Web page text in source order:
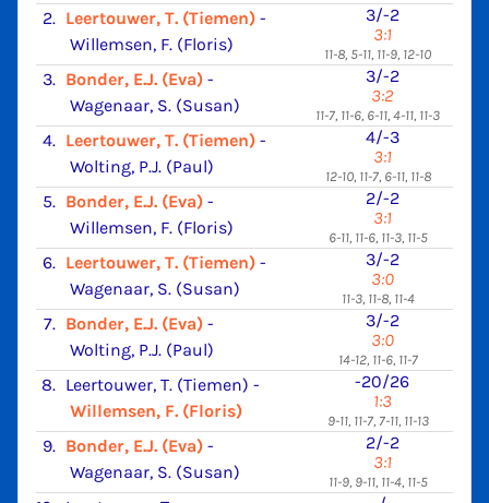
2. Leertouwer, T. (Tiemen) -
Willemsen, F. (Floris)
3/-2
3:1
11-8, 5-11, 11-9, 12-10
3. Bonder, E.J. (Eva) -
Wagenaar, S. (Susan)
3/-2
3:2
11-7, 11-6, 6-11, 4-11, 11-3
4. Leertouwer, T. (Tiemen) -
Wolting, P.J. (Paul)
4/-3
3:1
12-10, 11-7, 6-11, 11-8
5. Bonder, E.J. (Eva) -
Willemsen, F. (Floris)
2/-2
3:1
6-11, 11-6, 11-3, 11-5
6. Leertouwer, T. (Tiemen) -
Wagenaar, S. (Susan)
3/-2
3:0
11-3, 11-8, 11-4
7. Bonder, E.J. (Eva) -
Wolting, P.J. (Paul)
3/-2
3:0
14-12, 11-6, 11-7
8. Leertouwer, T. (Tiemen) -
Willemsen, F. (Floris)
-20/26
1:3
9-11, 11-7, 7-11, 11-13
9. Bonder, E.J. (Eva) -
Wagenaar, S. (Susan)
2/-2
3:1
11-9, 9-11, 11-4, 11-5